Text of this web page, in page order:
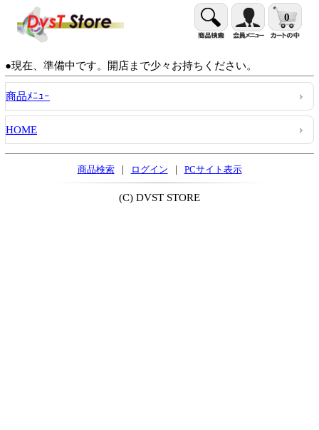
0
●現在、準備中です。開店まで少々お持ちください。
商品ﾒﾆｭｰ
HOME
商品検索 | ログイン | PCサイト表示
(C) DVST STORE